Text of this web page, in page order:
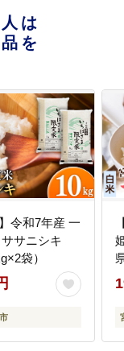
は
を
令和7年産 一
袋）